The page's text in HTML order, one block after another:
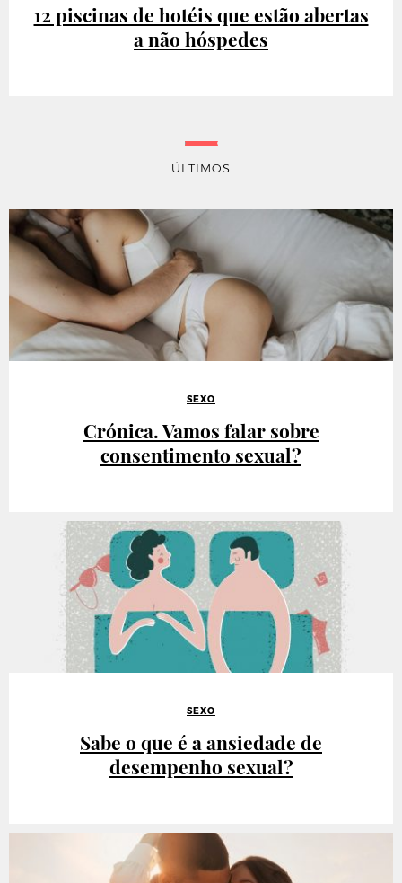
12 piscinas de hotéis que estão abertas
a não hóspedes
ÚLTIMOS
SEXO
Crónica. Vamos falar sobre
consentimento sexual?
SEXO
Sabe o que é a ansiedade de
desempenho sexual?